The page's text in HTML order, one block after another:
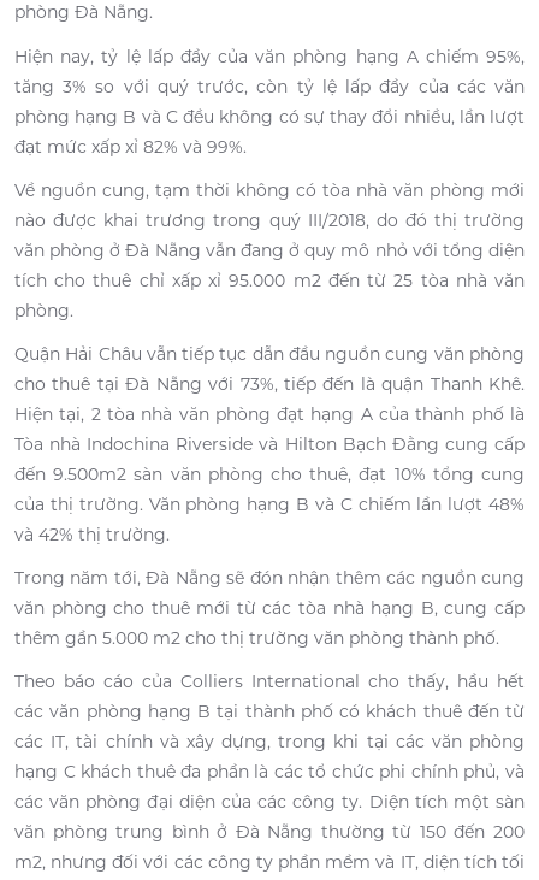
phòng Đà Nẵng.
Hiện nay, tỷ lệ lấp đầy của văn phòng hạng A chiếm 95%,
tăng 3% so với quý trước, còn tỷ lệ lấp đầy của các văn
phòng hạng B và C đều không có sự thay đổi nhiều, lần lượt
đạt mức xấp xỉ 82% và 99%.
Về nguồn cung, tạm thời không có tòa nhà văn phòng mới
nào được khai trương trong quý III/2018, do đó thị trường
văn phòng ở Đà Nẵng vẫn đang ở quy mô nhỏ với tổng diện
tích cho thuê chỉ xấp xỉ 95.000 m2 đến từ 25 tòa nhà văn
phòng.
Quận Hải Châu vẫn tiếp tục dẫn đầu nguồn cung văn phòng
cho thuê tại Đà Nẵng với 73%, tiếp đến là quận Thanh Khê.
Hiện tại, 2 tòa nhà văn phòng đạt hạng A của thành phố là
Tòa nhà Indochina Riverside và Hilton Bạch Đằng cung cấp
đến 9.500m2 sàn văn phòng cho thuê, đạt 10% tổng cung
của thị trường. Văn phòng hạng B và C chiếm lần lượt 48%
và 42% thị trường.
Trong năm tới, Đà Nẵng sẽ đón nhận thêm các nguồn cung
văn phòng cho thuê mới từ các tòa nhà hạng B, cung cấp
thêm gần 5.000 m2 cho thị trường văn phòng thành phố.
Theo báo cáo của Colliers International cho thấy, hầu hết
các văn phòng hạng B tại thành phố có khách thuê đến từ
các IT, tài chính và xây dựng, trong khi tại các văn phòng
hạng C khách thuê đa phần là các tổ chức phi chính phủ, và
các văn phòng đại diện của các công ty. Diện tích một sàn
văn phòng trung bình ở Đà Nẵng thường từ 150 đến 200
m2, nhưng đối với các công ty phần mềm và IT, diện tích tối